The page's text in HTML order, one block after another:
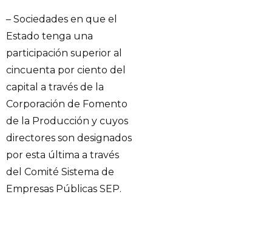
– Sociedades en que el
Estado tenga una
participación superior al
cincuenta por ciento del
capital a través de la
Corporación de Fomento
de la Producción y cuyos
directores son designados
por esta última a través
del Comité Sistema de
Empresas Públicas SEP.